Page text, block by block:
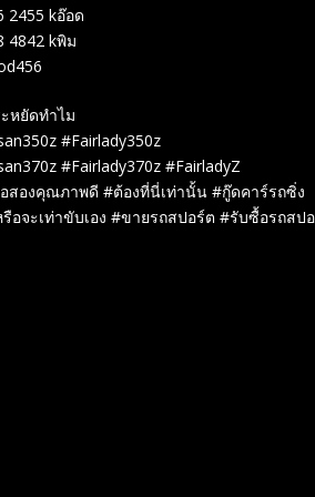
2455 kอ๊อด
4842 kพิม
หยัดทำไม
#Fairlady350z
#Fairlady370z #FairladyZ
สองคุณภาพดี #ต้องที่นี่เท่านั้น #กู๊ดคาร์รถซิ่ง
รือจะเท่าขับเอง #ขายรถสปอร์ต #รับซื้อรถสป